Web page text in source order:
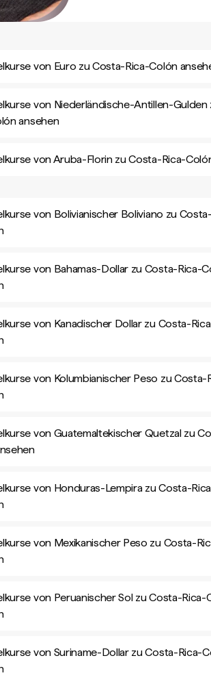
von Euro zu Costa-Rica-Colón
von Niederländische-Antillen-Gulden
ansehen
von Aruba-Florin zu Costa-Rica-
von Bolivianischer Boliviano zu
von Bahamas-Dollar zu Costa-Rica-
von Kanadischer Dollar zu Costa-
von Kolumbianischer Peso zu Costa-
von Guatemaltekischer Quetzal zu
von Honduras-Lempira zu Costa-
von Mexikanischer Peso zu Costa-
von Peruanischer Sol zu Costa-Rica-
von Suriname-Dollar zu Costa-Rica-